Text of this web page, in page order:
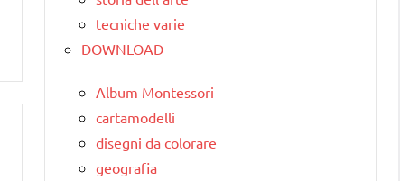
tecniche varie
DOWNLOAD
Album Montessori
cartamodelli
disegni da colorare
geografia